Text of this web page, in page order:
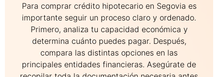
Para comprar crédito hipotecario en Segovia es
importante seguir un proceso claro y ordenado.
Primero, analiza tu capacidad económica y
determina cuánto puedes pagar. Después,
compara las distintas opciones en las
principales entidades financieras. Asegúrate de